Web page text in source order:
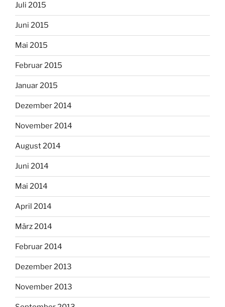
Juli 2015
Juni 2015
Mai 2015
Februar 2015
Januar 2015
Dezember 2014
November 2014
August 2014
Juni 2014
Mai 2014
April 2014
März 2014
Februar 2014
Dezember 2013
November 2013